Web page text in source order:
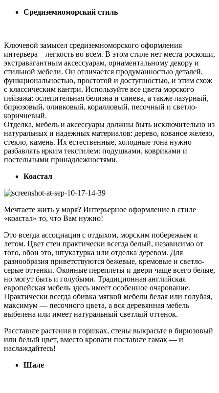
Средиземноморский стиль
Ключевой замысел средиземноморского оформления
интерьера – легкость во всем. В этом стиле нет места роскоши,
экстравагантным аксессуарам, орнаментальному декору и
стильной мебели. Он отличается продуманностью деталей,
функциональностью, простотой и доступностью, и этим схож
с классическим кантри. Используйте все цвета морского
пейзажа: ослепительная белизна и синева, а также лазурный,
бирюзовый, оливковый, коралловый, песочный и светло-
коричневый.
Отделка, мебель и аксессуары должны быть исключительно из
натуральных и надежных материалов: дерево, кованое железо,
стекло, камень. Их естественные, холодные тона нужно
разбавлять ярким текстилем: подушками, ковриками и
постельными принадлежностями.
Коастал
Мечтаете жить у моря? Интерьерное оформление в стиле
«коастал» то, что Вам нужно!
Это всегда ассоциация с отдыхом, морским побережьем и
летом. Цвет стен практически всегда белый, независимо от
того, обои это, штукатурка или отделка деревом. Для
разнообразия приветствуются бежевые, кремовые и светло-
серые оттенки. Оконные переплеты и двери чаще всего белые,
но могут быть и голубыми. Традиционная английская
европейская мебель здесь имеет особенное очарование.
Практически всегда обивка мягкой мебели белая или голубая,
максимум — песочного цвета, а вся деревянная мебель
выбелена или имеет натуральный светлый оттенок.
Расставьте растения в горшках, стены выкрасьте в бирюзовый
или белый цвет, вместо кровати поставьте гамак — и
наслаждайтесь!
Шале